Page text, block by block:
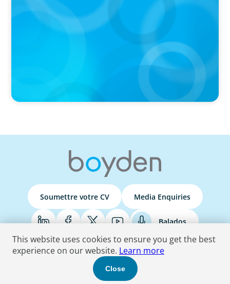
Boyden Named a Top 5 Executive Search Firm in Canada
by Forbes
Soumettre votre CV Media Enquiries
Balados
. Tous les droits sont réservés.
Terms & Conditions Privacy Policy Do Not Sell Accessibility Statement
This website uses cookies to ensure you get the best
experience on our website. Learn more
Close